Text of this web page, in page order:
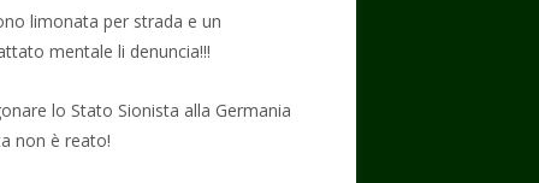
limonata per strada e un
mentale li denuncia!!!
lo Stato Sionista alla Germania
non è reato!